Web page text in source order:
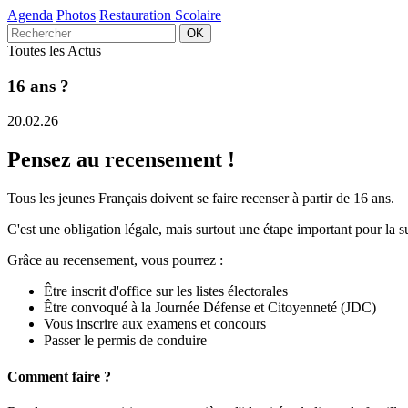
Agenda Photos Restauration Scolaire
Toutes les Actus
16 ans ?
20.02.26
Pensez au recensement !
Tous les jeunes Français doivent se faire recenser à partir de 16 ans.
C'est une obligation légale, mais surtout une étape important pour la
Grâce au recensement, vous pourrez :
Être inscrit d'office sur les listes électorales
Être convoqué à la Journée Défense et Citoyenneté (JDC)
Vous inscrire aux examens et concours
Passer le permis de conduire
Comment faire ?